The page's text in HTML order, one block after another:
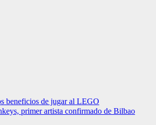
beneficios de jugar al LEGO
primer artista confirmado de Bilbao